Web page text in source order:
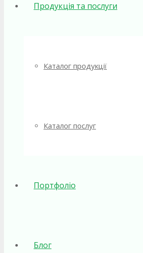
Продукція та послуги
Каталог продукції
Каталог послуг
Портфоліо
Блог